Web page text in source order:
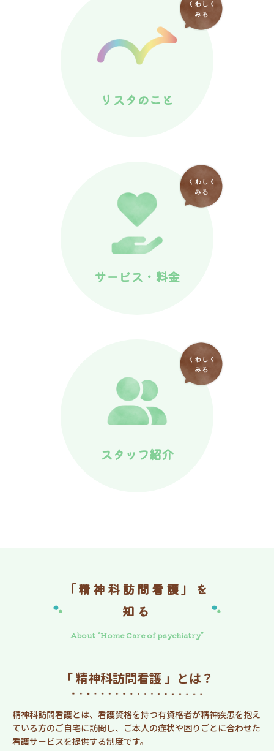
リスタのこと
サービス・料金
スタッフ紹介
「精神科訪問看護」を
知る
About “Home Care of psychiatry”
「 精神科訪問看護 」とは？
精神科訪問看護とは、看護資格を持つ有資格者が精神疾患を抱え
ている方のご自宅に訪問し、ご本人の症状や困りごとに合わせた
看護サービスを提供する制度です。